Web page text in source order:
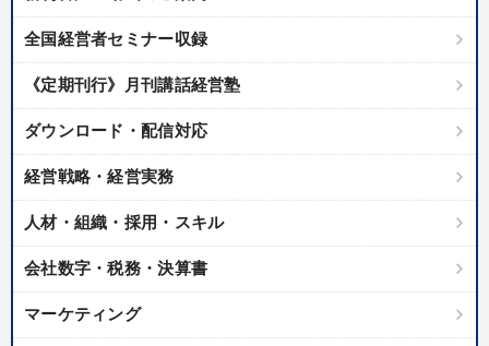
全国経営者セミナー収録
《定期刊行》月刊講話経営塾
ダウンロード・配信対応
経営戦略・経営実務
人材・組織・採用・スキル
会社数字・税務・決算書
マーケティング